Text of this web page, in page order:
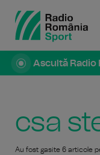
Ascultă Radio
csa
Au fost gasite 6 articole